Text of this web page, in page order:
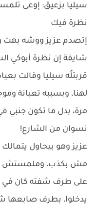
سيليا بزعيق: إوعى
نظرة فيك
إتصدم عزيز ووشه بهت
شايفة إن نظرة أبوكي
قربتلُه سيليا وقالت
لهنا، وبسببه تعبانة
مرة، بدل ما تكون جنبي
نسوان من الشارع!
عزيز وهو بيحاول
مش بكذب، وملمستش
على طرف شفته كان في
يدخلوا، بطرف صابعها